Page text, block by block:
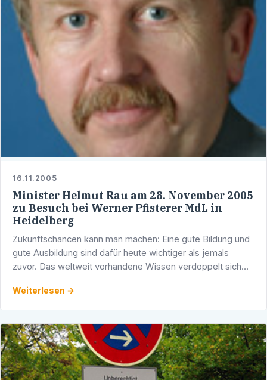
16.11.2005
Minister Helmut Rau am 28. November 2005
zu Besuch bei Werner Pfisterer MdL in
Heidelberg
Zukunftschancen kann man machen: Eine gute Bildung und
gute Ausbildung sind dafür heute wichtiger als jemals
zuvor. Das weltweit vorhandene Wissen verdoppelt sich
Weiterlesen →